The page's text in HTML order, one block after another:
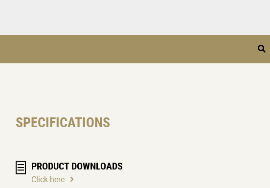
SPECIFICATIONS
PRODUCT DOWNLOADS
Click here